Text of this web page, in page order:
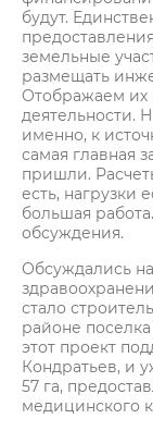
будут.
земельные
размещать
Отображаем их
деятельности.
именно, к
самая главная
пришли.
есть, нагрузки
большая
обсуждения.
Обсуждались
стало
районе
этот проект
Кондратьев, и
57 га,
медицинского